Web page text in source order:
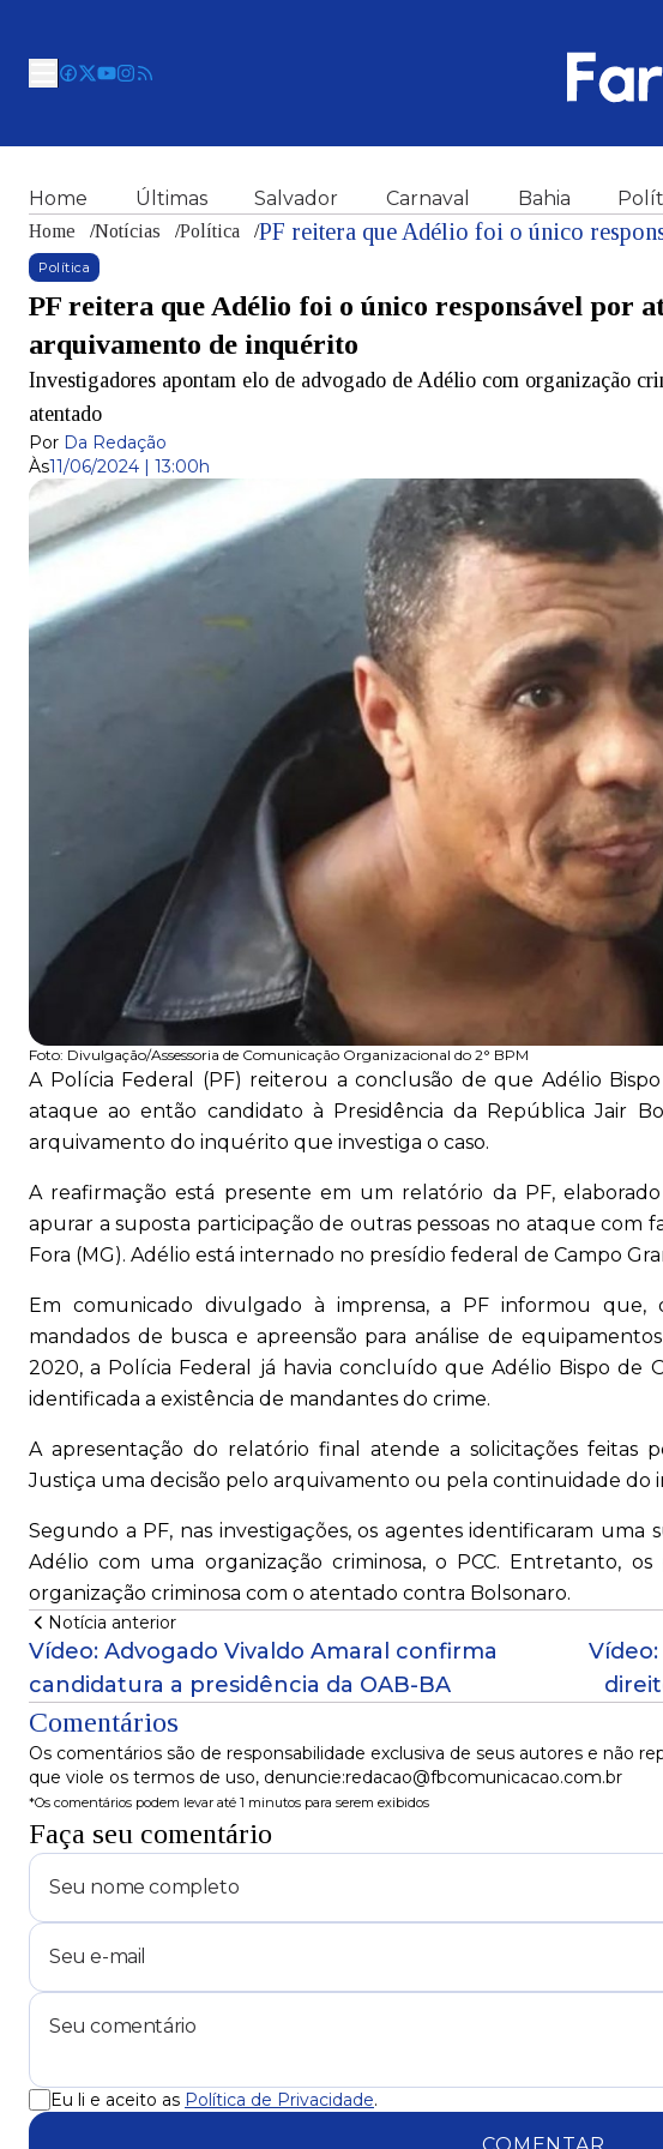
Home Últimas Salvador Carnaval Bahia
Home /Notícias /Política /
Política
PF reitera que Adélio foi o único responsável por
arquivamento de inquérito
Investigadores apontam elo de advogado de Adélio com organização
atentado
Por Da Redação
Às11/06/2024 | 13:00h
Foto: Divulgação/Assessoria de Comunicação Organizacional do 2° BPM
A Polícia Federal (PF) reiterou a conclusão de que Adélio
ataque ao então candidato à Presidência da República Jair
arquivamento do inquérito que investiga o caso.
A reafirmação está presente em um relatório da PF,
apurar a suposta participação de outras pessoas no ataque com
Fora (MG). Adélio está internado no presídio federal de Campo
Em comunicado divulgado à imprensa, a PF informou que,
mandados de busca e apreensão para análise de
2020, a Polícia Federal já havia concluído que Adélio Bispo de
identificada a existência de mandantes do crime.
A apresentação do relatório final atende a solicitações feitas
Justiça uma decisão pelo arquivamento ou pela continuidade do
Segundo a PF, nas investigações, os agentes identificaram
Adélio com uma organização criminosa, o PCC. Entretanto,
organização criminosa com o atentado contra Bolsonaro.
Notícia anterior
Vídeo: Advogado Vivaldo Amaral confirma
candidatura a presidência da OAB-BA
Comentários
Os comentários são de responsabilidade exclusiva de seus autores e não
que viole os termos de uso, denuncie:redacao@fbcomunicacao.com.br
*Os comentários podem levar até 1 minutos para serem exibidos
Faça seu comentário
Eu li e aceito as Política de Privacidade.